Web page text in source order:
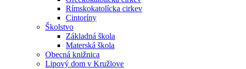
Rímskokatolícka cirkev
Cintoríny
Školstvo
Základná škola
Materská škola
Obecná knižnica
Lipový dom v Kružlove